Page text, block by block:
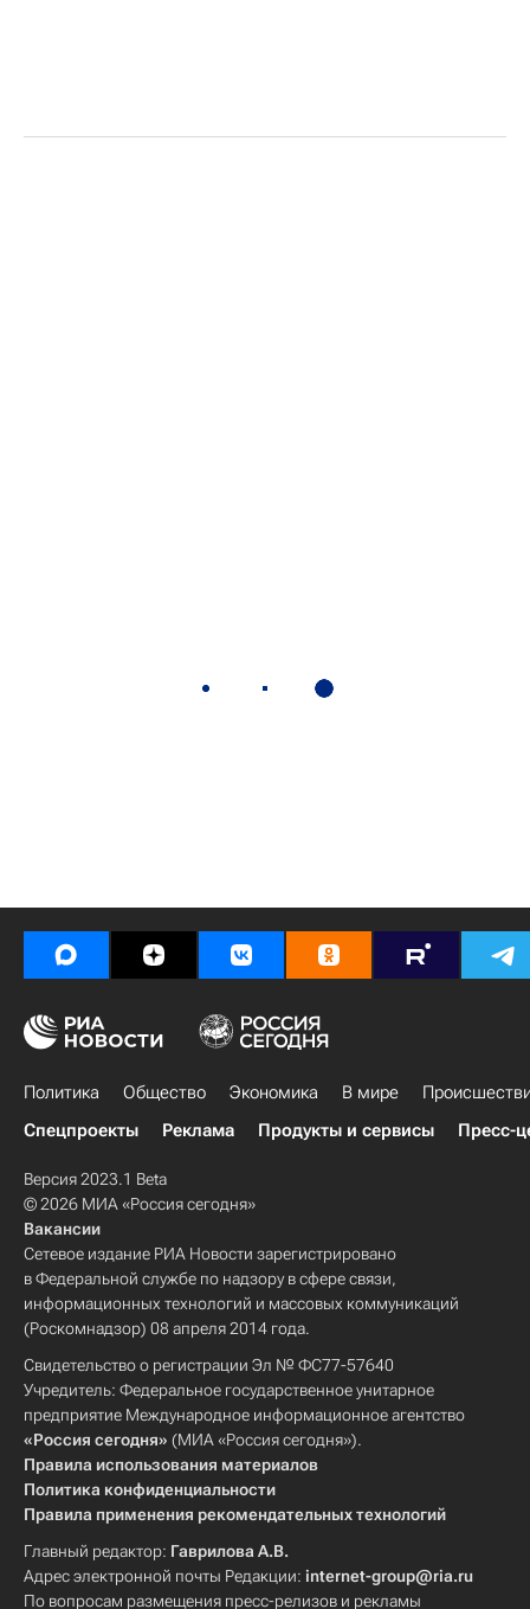
Политика Общество Экономика В мире
Спецпроекты
Реклама Продукты и сервисы Пресс-
Версия 2023.1 Beta
© 2026 МИА «Россия сегодня»
Вакансии
Сетевое издание РИА Новости зарегистрировано
в Федеральной службе по надзору в сфере связи,
информационных технологий и массовых коммуникаций
(Роскомнадзор) 08 апреля 2014 года.
Свидетельство о регистрации Эл № ФС77-57640
Учредитель: Федеральное государственное унитарное
предприятие Международное информационное агентство
«Россия сегодня» (МИА «Россия сегодня»).
Правила использования материалов
Политика конфиденциальности
Правила применения рекомендательных технологий
Главный редактор: Гаврилова А.В.
Адрес электронной почты Редакции: internet-group@ria.ru
По вопросам размещения пресс-релизов и рекламы